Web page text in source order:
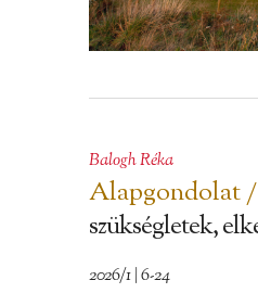
Balogh Réka
Alapgondolat /
szükségletek,
2026/1 | 6-24